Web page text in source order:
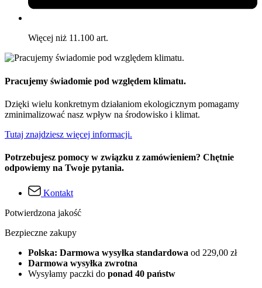
Więcej niż 11.100 art.
Pracujemy świadomie pod względem klimatu.
Dzięki wielu konkretnym działaniom ekologicznym pomagamy
zminimalizować nasz wpływ na środowisko i klimat.
Tutaj znajdziesz więcej informacji.
Potrzebujesz pomocy w związku z zamówieniem? Chętnie
odpowiemy na Twoje pytania.
Kontakt
Potwierdzona jakość
Bezpieczne zakupy
Polska: Darmowa wysyłka standardowa od 229,00 zł
Darmowa wysyłka zwrotna
Wysyłamy paczki do ponad 40 państw